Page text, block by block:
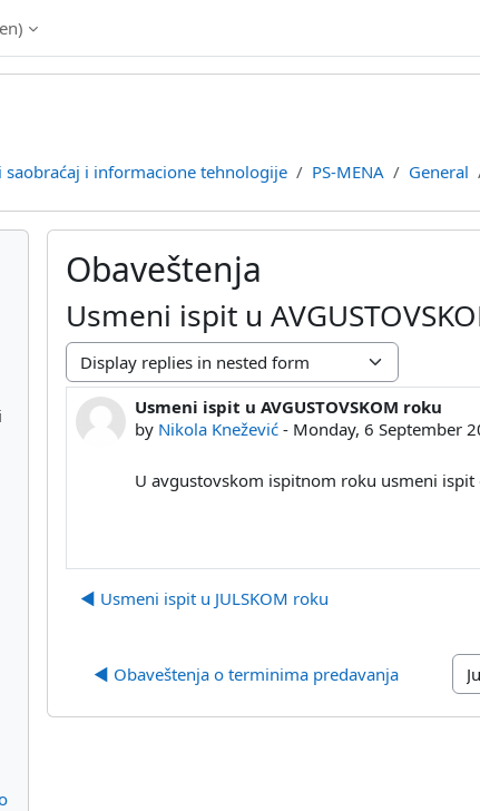
saobraćaj i informacione tehnologije PS-MENA General
Obaveštenja
Usmeni ispit u
Display mode
Usmeni ispit u AVGUSTOVSKOM roku
by Nikola Knežević - Monday, 6 September
Number of replies: 0
U avgustovskom ispitnom roku usmeni ispit
◀︎ Usmeni ispit u JULSKOM roku
◀︎ Obaveštenja o terminima predavanja